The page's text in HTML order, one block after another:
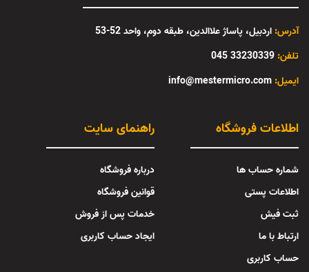
آدرس: اردبیل، پاساژ علاالدین، طبقه دوم، واحد 52-53
تلفن: 33230339 045
info@mestermicro.com :ایمیل
راهنمای سایت
درباره فروشگاه
قوانین فروشگاه
خدمات پس از فروش
ایجاد حساب کاربری
اطلاعات فروشگاه
شماره حساب ها
اطلاعات پستی
ثبت فیش
ارتباط با ما
حساب کاربری